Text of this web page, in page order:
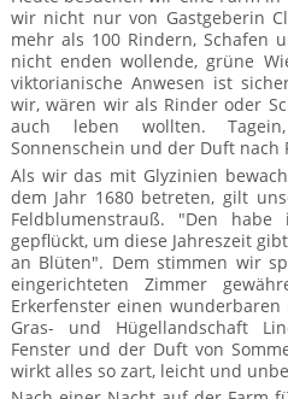
wir nicht nur von Gastgeberin
mehr als 100 Rindern, Schafen
nicht enden wollende, grüne
viktorianische Anwesen ist
wir, wären wir als Rinder oder
auch leben wollten. Tagein,
Sonnenschein und der Duft nach
Als wir das mit Glyzinien
dem Jahr 1680 betreten, gilt
Feldblumenstrauß. "Den
gepflückt, um diese Jahreszeit
an Blüten". Dem stimmen wir
eingerichteten Zimmer
Erkerfenster einen
Gras- und Hügellandschaft
Fenster und der Duft von
wirkt alles so zart, leicht und